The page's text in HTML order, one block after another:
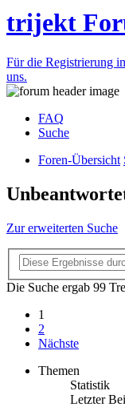
trijekt
Für die Registrierung
uns.
FAQ
Suche
Foren-Übersicht
Zur erweiterten Suche
Die Suche ergab 99
1
2
Nächste
Themen
Statistik
Letzter